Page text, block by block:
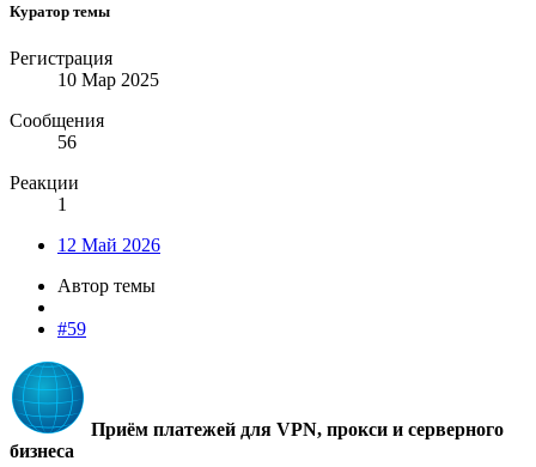
Куратор темы
Регистрация
10 Мар 2025
Сообщения
56
Реакции
1
12 Май 2026
Автор темы
#59
Приём платежей для VPN, прокси и серверного
бизнеса